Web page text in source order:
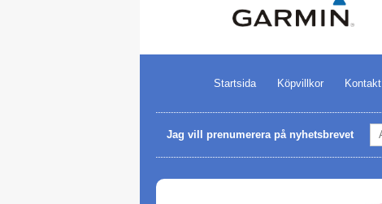
Startsida Köpvillkor Kontakt
Jag vill prenumerera på nyhetsbrevet